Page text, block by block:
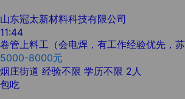
山东冠太新材料科技有限公司
11:44
卷管上料工（会电焊，有工作经验优先，苏
5000-8000元
烟庄街道 经验不限 学历不限 2人
包吃